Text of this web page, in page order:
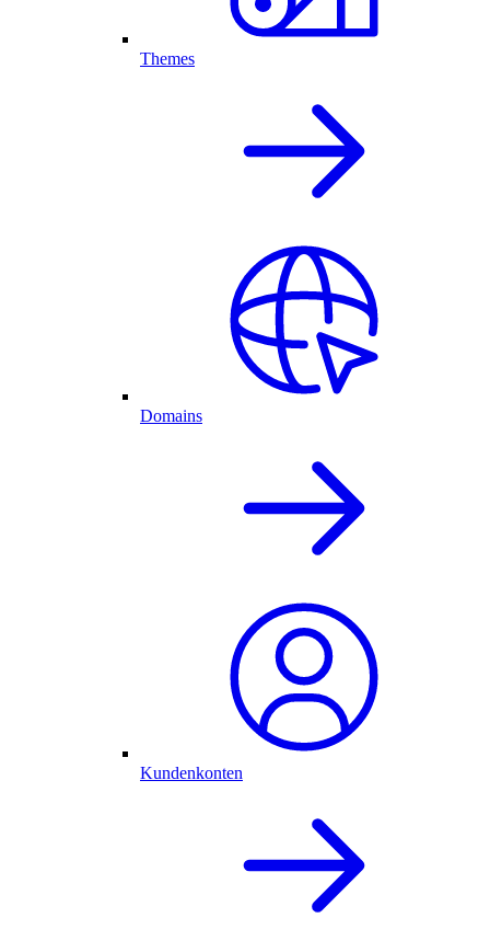
Themes
Domains
Kundenkonten